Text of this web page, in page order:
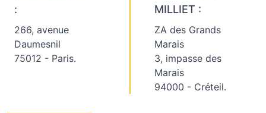
:
266, avenue
Daumesnil
75012 - Paris.
MILLIET :
ZA des Grands
Marais
3, impasse des
Marais
94000 - Créteil.